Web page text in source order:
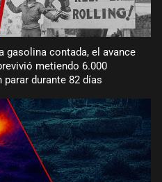
gasolina contada, el avance
metiendo 6.000
durante 82 días